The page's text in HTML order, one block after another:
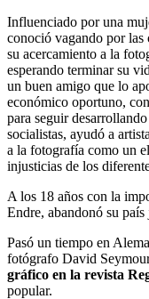
Influenciado por una
conoció vagando por las
su acercamiento a la
esperando terminar su
un buen amigo que lo
económico oportuno,
para seguir
socialistas, ayudó a
a la fotografía como un
injusticias de los
A los 18 años con la
Endre, abandonó su
Pasó un tiempo en
fotógrafo David
gráfico en la revista
popular.